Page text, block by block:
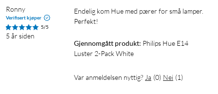
Ronny
Verifisert kjøper
5/5
5 år siden
Endelig kom Hue med pærer for små lamper.
Perfekt!
Gjennomgått produkt: Philips Hue E14
Luster 2-Pack White
Var anmeldelsen nyttig? Ja (0) Nei (1)